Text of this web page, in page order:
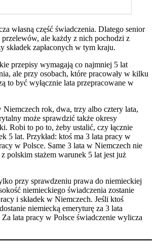
własną część świadczenia. Dlatego senior
ale każdy z nich pochodzi z
składek zapłaconych w tym kraju.
przepisy wymagają co najmniej 5 lat
ale przy osobach, które pracowały w kilku
to być wyłącznie lata przepracowane w
Niemczech rok, dwa, trzy albo cztery lata,
może sprawdzić także okresy
Robi to po to, żeby ustalić, czy łącznie
5 lat. Przykład: ktoś ma 3 lata pracy w
w Polsce. Same 3 lata w Niemczech nie
polskim stażem warunek 5 lat jest już
przy sprawdzeniu prawa do niemieckiej
niemieckiego świadczenia zostanie
i składek w Niemczech. Jeśli ktoś
niemiecką emeryturę za 3 lata
Za lata pracy w Polsce świadczenie wylicza